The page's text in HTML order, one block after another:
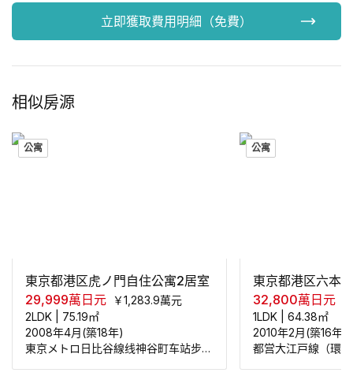
立即獲取費用明細（免費）
相似房源
公寓
東京都港区虎ノ門自住公寓2居室
29,999萬日元 ￥1,283.9萬元
2LDK
75.19㎡
2008年4月(築18年)
東京メトロ日比谷線线神谷町车站步行281米
公寓
東京都港区六本
32,800萬日元
1LDK |64.38㎡
2010年2月(築16年)